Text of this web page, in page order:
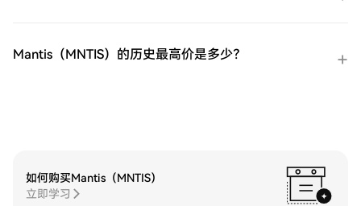
币。第四步：交易iShares 巴西 MSCI 指数
Mantis（MNTIS）的历史最高价是多少？
如何购买Mantis（MNTIS）
立即学习